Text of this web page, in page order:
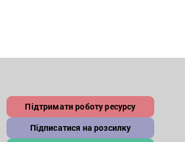
Підтримати роботу ресурсу
Підписатися на розсилку